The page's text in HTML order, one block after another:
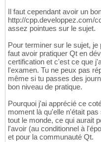
Il faut cependant avoir un
http://cpp.developpez.com/
assez pointues sur le sujet.
Pour terminer sur le sujet,
faut avoir pratiquer Qt en
certification et c'est ce que
l'examen. Tu ne peux pas
même si tu passes des
bon niveau de pratique.
Pourquoi j'ai apprécié ce
moment là qu'elle n'était
tout le monde, ce qui aurait
l'avoir (au conditionnel à
et pour la communauté Qt.